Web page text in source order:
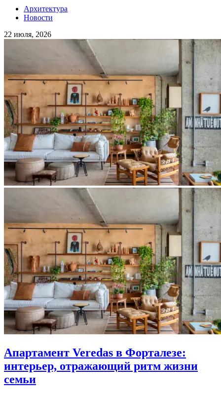
Архитектура
Новости
22 июля, 2026
Апартамент Veredas в Форталезе:
интерьер, отражающий ритм жизни
семьи